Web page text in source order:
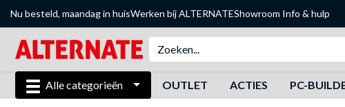
Nu besteld, maandag in huisWerken bij ALTERNATEShowroom Info & hulp
Alle categorieën OUTLET ACTIES PC-